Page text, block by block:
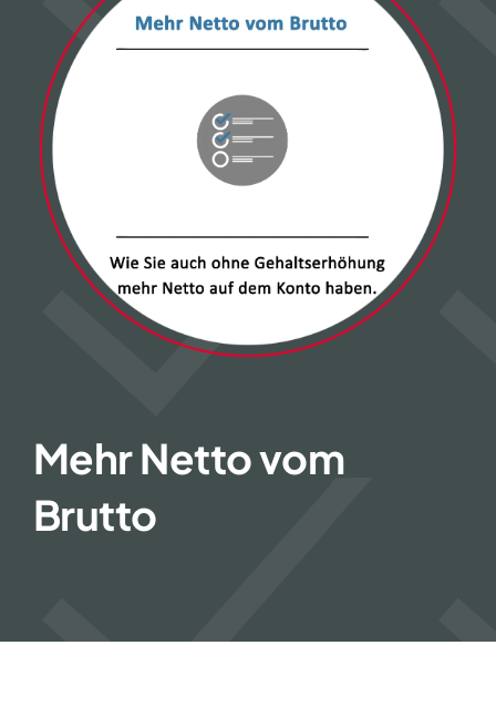
Aktuelles
Kontakt
Downloads
FAQ
Mehr Netto vom
Brutto